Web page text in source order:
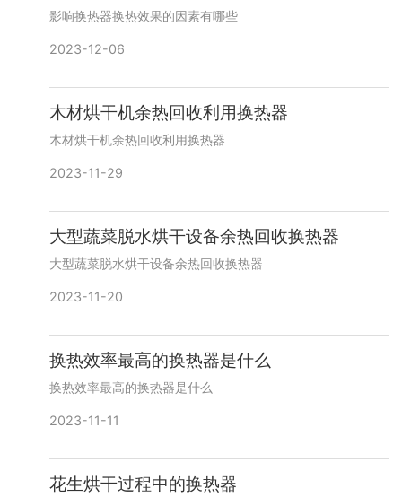
影响换热器换热效果的因素有哪些
2023-12-06
木材烘干机余热回收利用换热器
木材烘干机余热回收利用换热器
2023-11-29
大型蔬菜脱水烘干设备余热回收换热器
大型蔬菜脱水烘干设备余热回收换热器
2023-11-20
换热效率最高的换热器是什么
换热效率最高的换热器是什么
2023-11-11
花生烘干过程中的换热器